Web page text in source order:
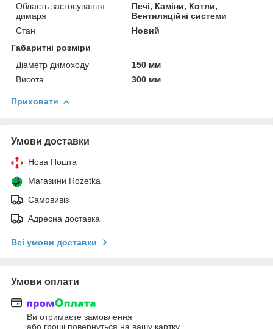
Область застосування
димаря
Печі, Каміни, Котли,
Вентиляційні системи
Стан
Новий
Габаритні розміри
Діаметр димоходу
150 мм
Висота
300 мм
Приховати
Умови доставки
Нова Пошта
Магазини Rozetka
Самовивіз
Адресна доставка
Всі умови доставки
Умови оплати
Ви отримаєте замовлення
або гроші повернуться на вашу картку